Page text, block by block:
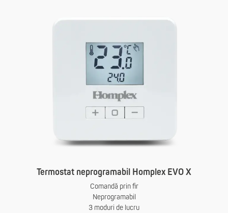
Termostat neprogramabil Homplex EVO X
Comandă prin fir
Neprogramabil
3 moduri de lucru